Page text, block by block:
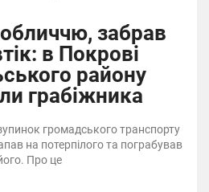
забрав
в Покрові
району
грабіжника
громадського транспорту
на потерпілого та пограбував
Про це